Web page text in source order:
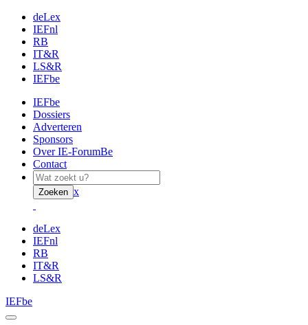
deLex
IEFnl
RB
IT&R
LS&R
IEFbe
IEFbe
Dossiers
Adverteren
Sponsors
Over IE-ForumBe
Contact
Zoeken x
deLex
IEFnl
RB
IT&R
LS&R
IEFbe